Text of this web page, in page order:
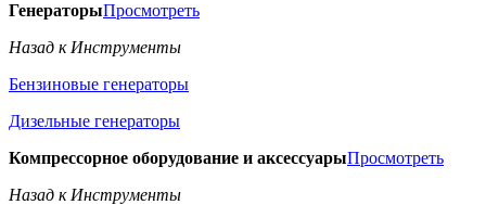
ГенераторыПросмотреть
Назад к Инструменты
Бензиновые генераторы
Дизельные генераторы
Компрессорное оборудование и аксессуарыПросмотреть
Назад к Инструменты